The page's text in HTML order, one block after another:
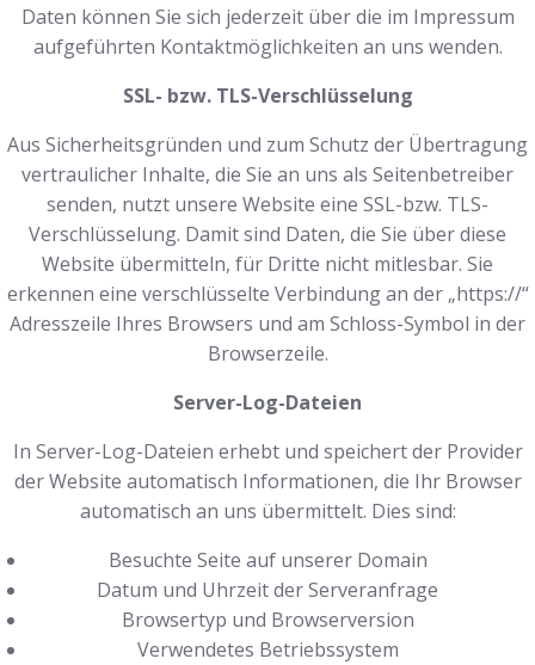
Daten können Sie sich jederzeit über die im Impressum
aufgeführten Kontaktmöglichkeiten an uns wenden.
SSL- bzw. TLS-Verschlüsselung
Aus Sicherheitsgründen und zum Schutz der Übertragung
vertraulicher Inhalte, die Sie an uns als Seitenbetreiber
senden, nutzt unsere Website eine SSL-bzw. TLS-
Verschlüsselung. Damit sind Daten, die Sie über diese
Website übermitteln, für Dritte nicht mitlesbar. Sie
erkennen eine verschlüsselte Verbindung an der „https://“
Adresszeile Ihres Browsers und am Schloss-Symbol in der
Browserzeile.
Server-Log-Dateien
In Server-Log-Dateien erhebt und speichert der Provider
der Website automatisch Informationen, die Ihr Browser
automatisch an uns übermittelt. Dies sind:
Besuchte Seite auf unserer Domain
Datum und Uhrzeit der Serveranfrage
Browsertyp und Browserversion
Verwendetes Betriebssystem